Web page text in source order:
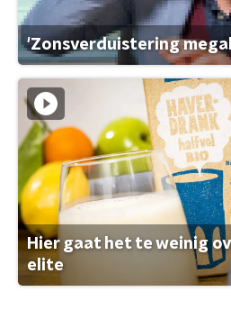
'Zonsverduistering
Hier gaat het te weinig
elite